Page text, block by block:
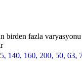
birden fazla
, 140, 160, 200, 50, 63,